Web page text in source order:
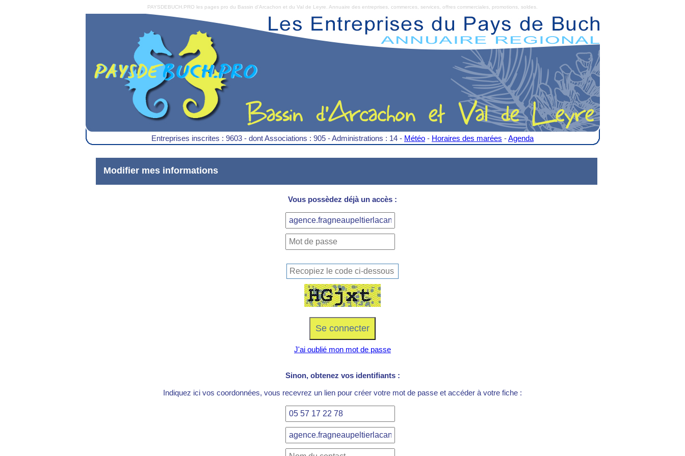
PAYSDEBUCH.PRO les pages pro du Bassin d'Arcachon et du Val de Leyre. Annuaire des entreprises, commerces, services, offres commerciales, promotions, soldes.
Entreprises inscrites : 9603 - dont Associations : 905 - Administrations : 14 - Météo - Horaires des marées -Agenda
Modifier mes informations
Vous possèdez déjà un accès :
J'ai oublié mon mot de passe
Sinon, obtenez vos identifiants :
Indiquez ici vos coordonnées, vous recevrez un lien pour créer votre mot de passe et accéder à votre fiche :